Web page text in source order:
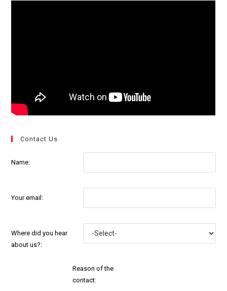
Contact Us
Name:
Your email:
Where did you hear
about us?:
Reason of the
contact: